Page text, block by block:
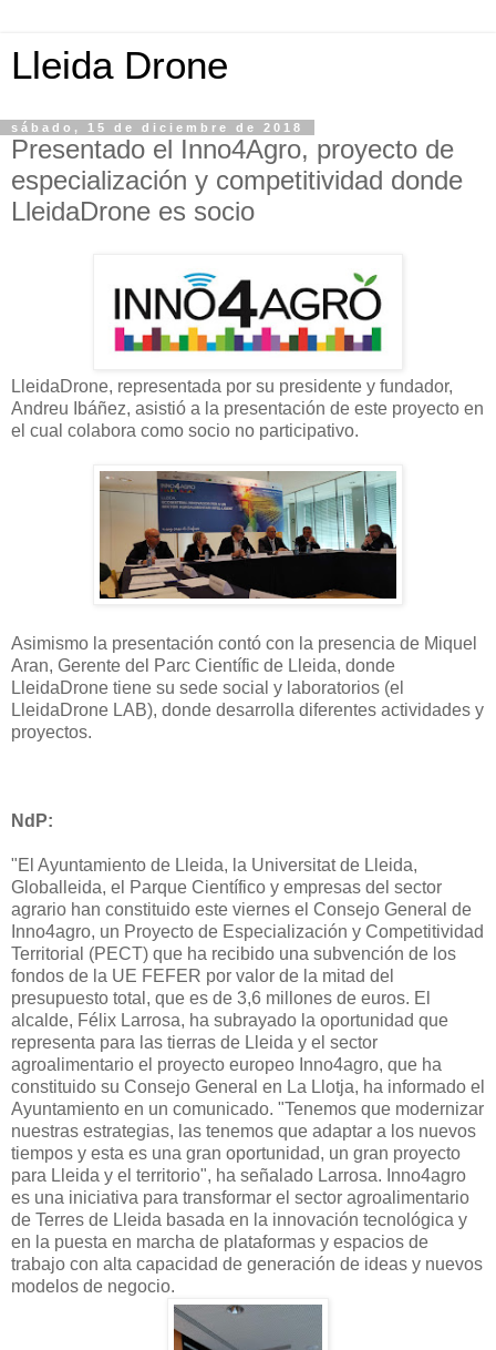
Lleida Drone
sábado, 15 de diciembre de 2018
Presentado el Inno4Agro, proyecto de
especialización y competitividad donde
LleidaDrone es socio
LleidaDrone, representada por su presidente y fundador,
Andreu Ibáñez, asistió a la presentación de este proyecto en
el cual colabora como socio no participativo.
Asimismo la presentación contó con la presencia de Miquel
Aran, Gerente del Parc Científic de Lleida, donde
LleidaDrone tiene su sede social y laboratorios (el
LleidaDrone LAB), donde desarrolla diferentes actividades y
proyectos.
NdP:
"El Ayuntamiento de Lleida, la Universitat de Lleida,
Globalleida, el Parque Científico y empresas del sector
agrario han constituido este viernes el Consejo General de
Inno4agro, un Proyecto de Especialización y Competitividad
Territorial (PECT) que ha recibido una subvención de los
fondos de la UE FEFER por valor de la mitad del
presupuesto total, que es de 3,6 millones de euros. El
alcalde, Félix Larrosa, ha subrayado la oportunidad que
representa para las tierras de Lleida y el sector
agroalimentario el proyecto europeo Inno4agro, que ha
constituido su Consejo General en La Llotja, ha informado el
Ayuntamiento en un comunicado. "Tenemos que modernizar
nuestras estrategias, las tenemos que adaptar a los nuevos
tiempos y esta es una gran oportunidad, un gran proyecto
para Lleida y el territorio", ha señalado Larrosa. Inno4agro
es una iniciativa para transformar el sector agroalimentario
de Terres de Lleida basada en la innovación tecnológica y
en la puesta en marcha de plataformas y espacios de
trabajo con alta capacidad de generación de ideas y nuevos
modelos de negocio.